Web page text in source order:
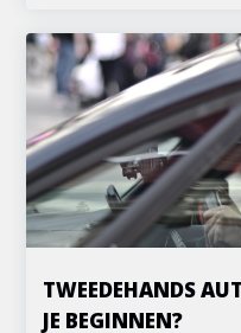
TWEEDEHANDS
JE BEGINNEN?